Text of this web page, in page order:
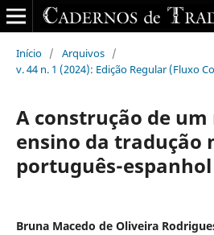
Início / Arquivos /
v. 44 n. 1 (2024): Edição Regular (Fluxo
A construção de
ensino da tradução
português-espanhol
Bruna Macedo de Oliveira